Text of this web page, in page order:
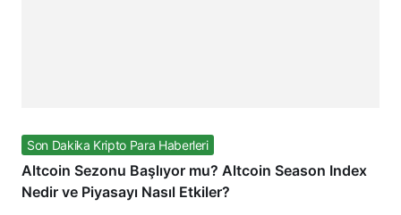
Son Dakika Kripto Para Haberleri
Altcoin Sezonu Başlıyor mu? Altcoin Season Index
Nedir ve Piyasayı Nasıl Etkiler?